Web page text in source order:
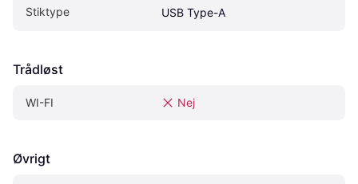
Stiktype USB Type-A
Trådløst
WI-FI Nej
Øvrigt